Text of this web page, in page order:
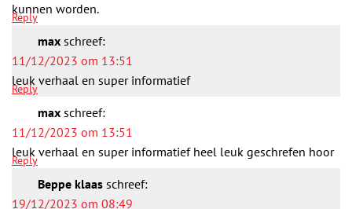
kunnen worden.
Reply
max schreef:
11/12/2023 om 13:51
leuk verhaal en super informatief
Reply
max schreef:
11/12/2023 om 13:51
leuk verhaal en super informatief heel leuk geschrefen hoor
Reply
Beppe klaas schreef:
19/12/2023 om 08:49